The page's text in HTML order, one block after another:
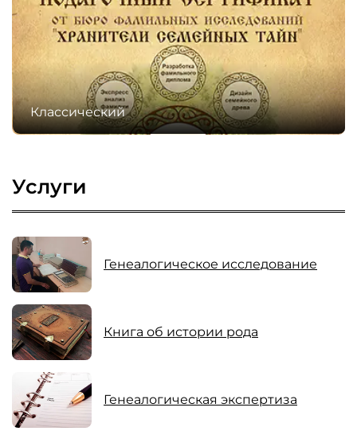
Классический
Услуги
Генеалогическое исследование
Книга об истории рода
Генеалогическая экспертиза